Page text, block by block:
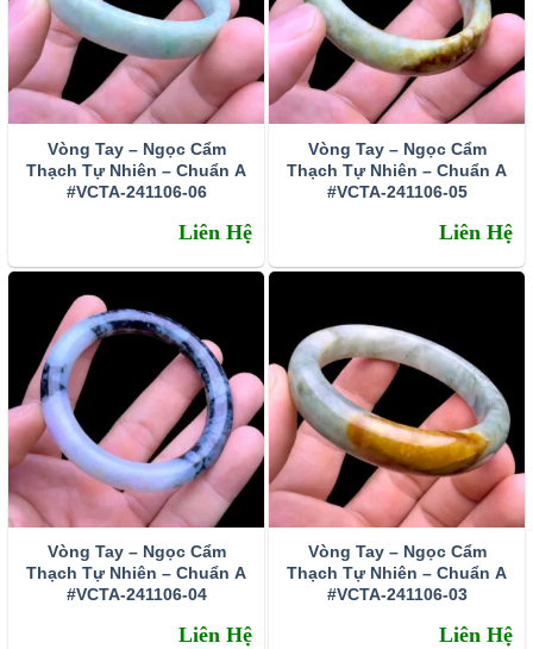
Vòng Tay – Ngọc Cẩm
Thạch Tự Nhiên – Chuẩn A
#VCTA-241106-06
Liên Hệ
Vòng Tay – Ngọc Cẩm
Thạch Tự Nhiên – Chuẩn A
#VCTA-241106-05
Liên Hệ
Vòng Tay – Ngọc Cẩm
Thạch Tự Nhiên – Chuẩn A
#VCTA-241106-04
Liên Hệ
Vòng Tay – Ngọc Cẩm
Thạch Tự Nhiên – Chuẩn A
#VCTA-241106-03
Liên Hệ